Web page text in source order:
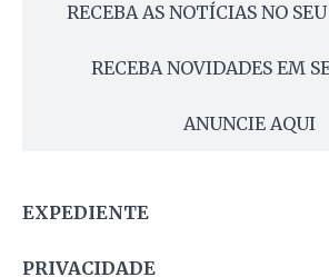
RECEBA AS NOTÍCIAS NO
RECEBA NOVIDADES EM
ANUNCIE AQUI
EXPEDIENTE
PRIVACIDADE